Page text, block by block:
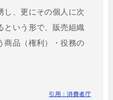
し、更にその個人に次
という形で、販売組織
商品（権利）・役務の
引用：消費者庁